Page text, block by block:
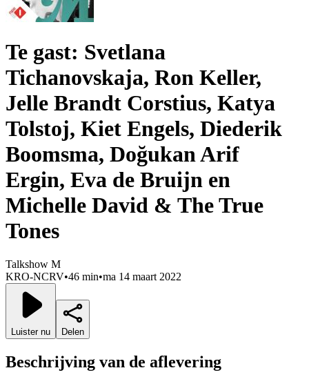
Te gast: Svetlana
Tichanovskaja, Ron Keller,
Jelle Brandt Corstius, Katya
Tolstoj, Kiet Engels, Diederik
Boomsma, Doğukan Arif
Ergin, Eva de Bruijn en
Michelle David & The True
Tones
Talkshow M
KRO-NCRV•46 min•ma 14 maart 2022
Luister nu Delen
Beschrijving van de aflevering